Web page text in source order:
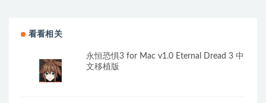
看看相关
永恒恐惧3 for Mac v1.0 Eternal Dread 3 中
文移植版